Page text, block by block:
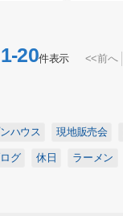
20件表示 <<前へ
ハウス 現地販売会
グ 休日 ラーメン